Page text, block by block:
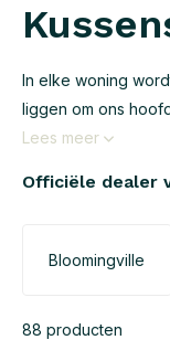
In elke woning
liggen om ons
Lees meer
Officiële dealer
Bloomingville
88 producten